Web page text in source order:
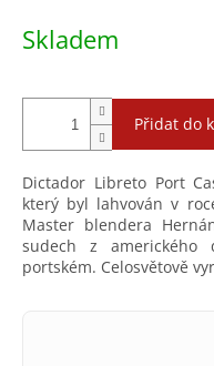
Skladem
Přidat do
Dictador Libreto Port
který byl lahvován v
Master blendera
sudech z
portském. Celosvětově